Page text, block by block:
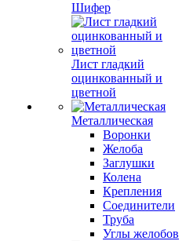
Шифер
Лист гладкий
оцинкованный и
цветной
Металлическая
Воронки
Желоба
Заглушки
Колена
Крепления
Соединители
Труба
Углы желобов